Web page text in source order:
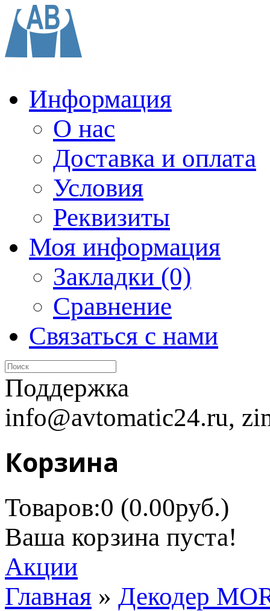
Информация
О нас
Доставка и оплата
Условия
Реквизиты
Моя информация
Закладки (0)
Сравнение
Связаться с нами
Поддержка
info@avtomatic24.ru,
Корзина
Товаров:0 (0.00руб.)
Ваша корзина пуста!
Акции
Главная » Декодер